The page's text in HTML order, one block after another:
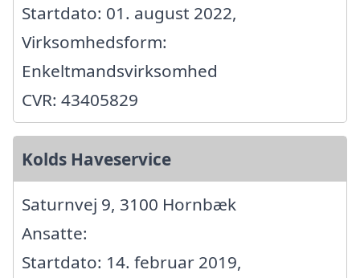
Startdato: 01. august 2022,
Virksomhedsform:
Enkeltmandsvirksomhed
CVR: 43405829
Kolds Haveservice
Saturnvej 9, 3100 Hornbæk
Ansatte:
Startdato: 14. februar 2019,